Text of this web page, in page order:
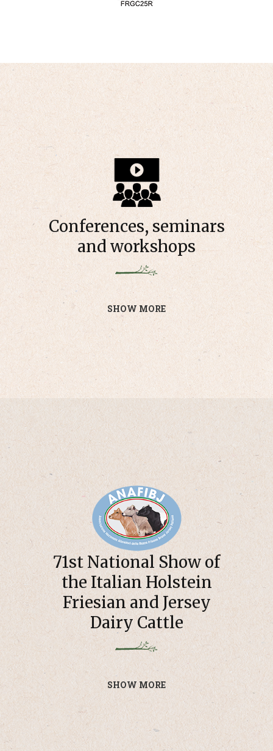
Conferences, seminars
and workshops
SHOW MORE
71st National Show of
the Italian Holstein
Friesian and Jersey
Dairy Cattle
SHOW MORE